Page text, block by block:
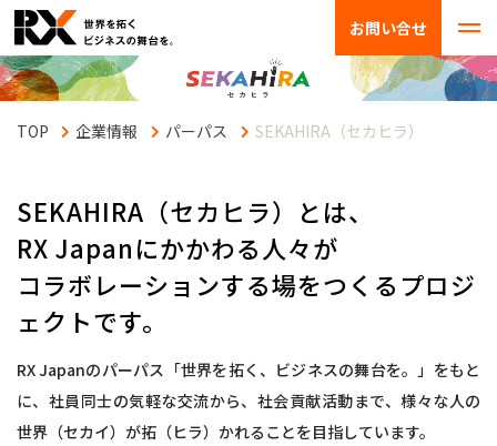
お問い合せ
企業情報 パーパス SEKAHIRA（セカヒラ）
SEKAHIRA（セカヒラ）とは、
RX Japanにかかわる人々が
コラボレーションする場をつくるプロジ
ェクトです。
RX Japanのパーパス「世界を拓く、ビジネスの舞台を。」をもと
に、社員同士の気軽な交流から、社会貢献活動まで、様々な人の
世界（セカイ）が拓（ヒラ）かれることを目指しています。